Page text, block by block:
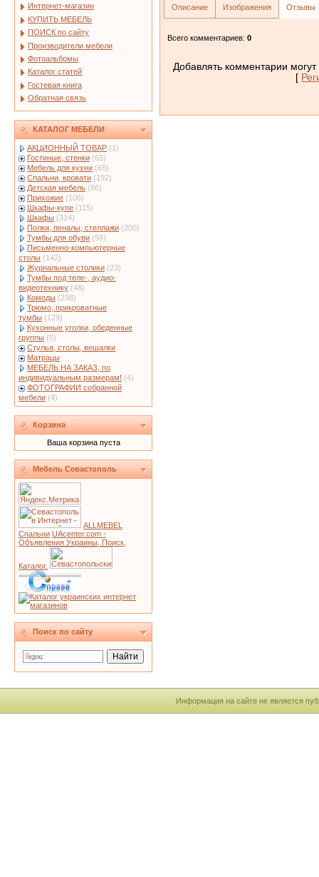
Интернет-магазин
КУПИТЬ МЕБЕЛЬ
ПОИСК по сайту
Производители мебели
Фотоальбомы
Каталог статей
Гостевая книга
Обратная связь
КАТАЛОГ МЕБЕЛИ
АКЦИОННЫЙ ТОВАР (1)
Гостиные, стенки (65)
Мебель для кухни (65)
Спальни, кровати (192)
Детская мебель (86)
Прихожие (106)
Шкафы-купе (115)
Шкафы (314)
Полки, пеналы, стеллажи (200)
Тумбы для обуви (59)
Письменно-компьютерные
столы (142)
Журнальные столики (23)
Тумбы под теле-, аудио-
видеотехнику (48)
Комоды (238)
Трюмо, прикроватные
тумбы (129)
Кухонные уголки, обеденные
группы (5)
Стулья, столы, вешалки
Матрацы
МЕБЕЛЬ НА ЗАКАЗ, по
индивидуальным размерам! (4)
ФОТОГРАФИИ собранной
мебели (4)
Корзина
Ваша корзина пуста
Мебель Севастополь
ALLMEBEL
Спальни UAcenter.com -
Объявления Украины, Поиск,
Каталог.
Поиск по сайту
Описание Изображения Отзывы
Всего комментариев: 0
Добавлять комментарии
[
Информация на сайте не является